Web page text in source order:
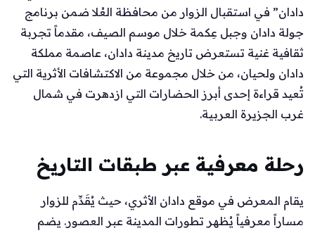
دادان” في استقبال الزوار من محافظة العُلا ضمن برنامج
جولة دادان وجبل عِكمة خلال موسم الصيف، مقدماً تجربة
ثقافية غنية تستعرض تاريخ مدينة دادان، عاصمة مملكة
دادان ولحيان، من خلال مجموعة من الاكتشافات الأثرية التي
تُعيد قراءة إحدى أبرز الحضارات التي ازدهرت في شمال
غرب الجزيرة العربية.
رحلة معرفية عبر طبقات التاريخ
يقام المعرض في موقع دادان الأثري، حيث يُقَدِّم للزوار
مساراً معرفياً يُظهر تطورات المدينة عبر العصور. يضم